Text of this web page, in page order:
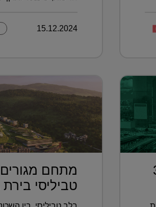
15.12.2024
דירת 3
מתחם
טביליסי בירת